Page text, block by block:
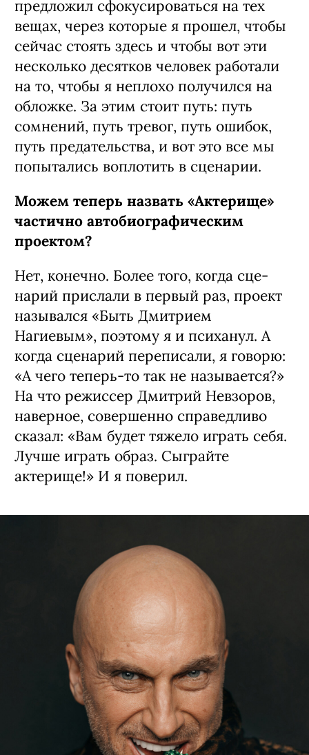
предложил сфокусироваться на тех
вещах, через ко­торые я прошел, чтобы
сейчас стоять здесь и чтобы вот эти
несколько десят­ков человек работали
на то, чтобы я не­плохо получился на
обложке. За этим стоит путь: путь
сомнений, путь тре­вог, путь ошибок,
путь предательства, и вот это все мы
попытались воплотить в сценарии.
Можем теперь назвать «Актери­ще»
частично автобиографическим
проектом?
Нет, конечно. Более того, когда сце­
нарий прислали в первый раз, про­ект
назывался «Быть Дмитрием
Нагиевым», поэтому я и психанул. А
когда сценарий переписали, я го­ворю:
«А чего теперь-то так не называется?»
На что режиссер Дмитрий Невзоров,
наверное, совершенно спра­ведливо
сказал: «Вам будет тяжело играть себя.
Лучше играть образ. Сы­грайте
актерище!» И я поверил.